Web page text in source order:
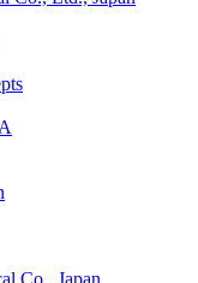
Co., Japan